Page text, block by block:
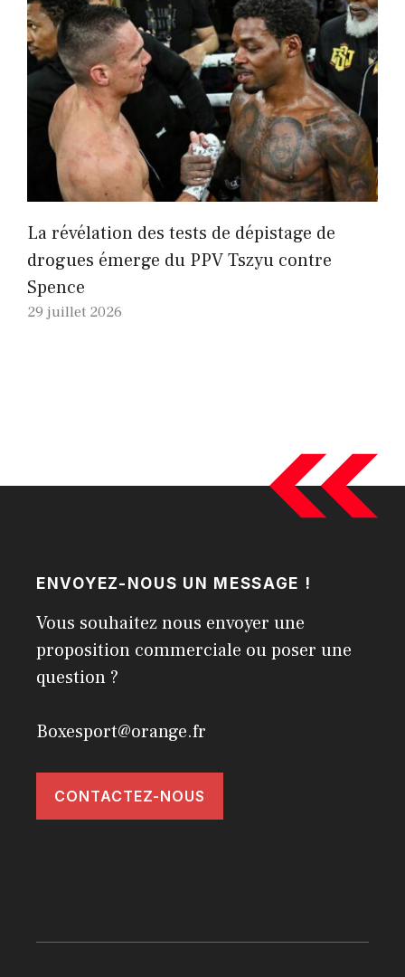
La révélation des tests de dépistage de
drogues émerge du PPV Tszyu contre
Spence
29 juillet 2026
ENVOYEZ-NOUS UN MESSAGE !
Vous souhaitez nous envoyer une
proposition commerciale ou poser une
question ?
Boxesport@orange.fr
CONTACTEZ-NOUS